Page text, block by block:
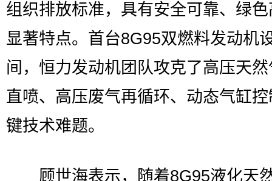
组织排放标准，具有安全可靠、绿
显著特点。首台8G95双燃料发动机
间，恒力发动机团队攻克了高压天
直喷、高压废气再循环、动态气缸
键技术难题。
顾世海表示，随着8G95液化天